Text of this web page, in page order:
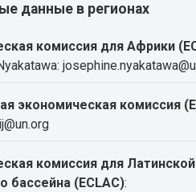
данные в регионах
комиссия для Африки
экономическая комиссия
комиссия для
бассейна (ECLAC):